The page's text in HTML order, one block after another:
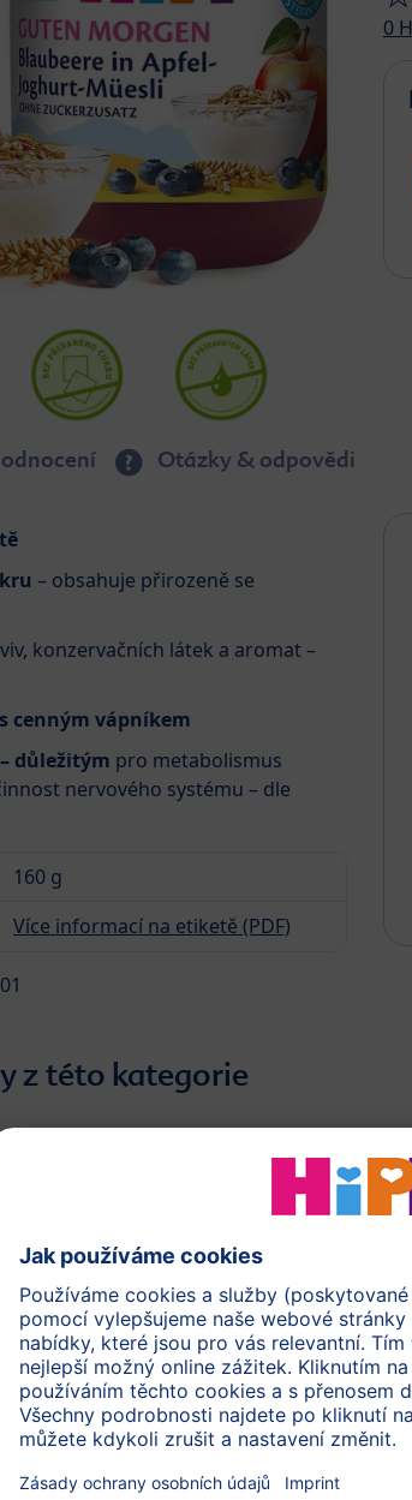
0
Otázky & odpovědi
– obsahuje přirozeně se
konzervačních látek a aromat –
s cenným vápníkem
důležitým pro metabolismus
nervového systému – dle
160 g
Více informací na etiketě (PDF)
z této kategorie
ovesná kaše s
banánem
BIO Snídaňová
banánem a